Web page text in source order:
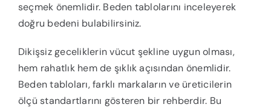
seçmek önemlidir. Beden tablolarını inceleyerek
doğru bedeni bulabilirsiniz.
Dikişsiz geceliklerin vücut şekline uygun olması,
hem rahatlık hem de şıklık açısından önemlidir.
Beden tabloları, farklı markaların ve üreticilerin
ölçü standartlarını gösteren bir rehberdir. Bu